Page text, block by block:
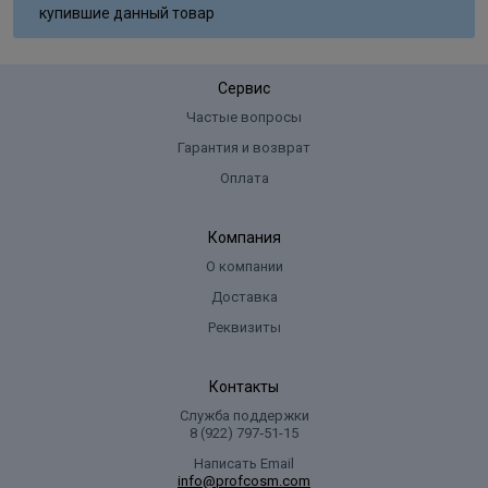
купившие данный товар
Сервис
Частые вопросы
Гарантия и возврат
Оплата
Компания
О компании
Доставка
Реквизиты
Контакты
Служба поддержки
8 (922) 797‑51-15
Написать Email
info@profcosm.com